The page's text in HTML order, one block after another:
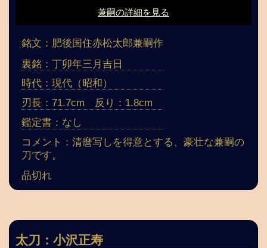
兼嗣の詳細を見る
銘文：肥後国住赤松太郎兼嗣作
裏銘：丁卯年三月吉日
時代：現代（昭和）
刃長：71.7cm 反り：1.8cm
鑑定書：なし
コメント：清麿写しを得意とする、豪壮な兼嗣の
刀です。
品切れ
太刀：小沢正寿